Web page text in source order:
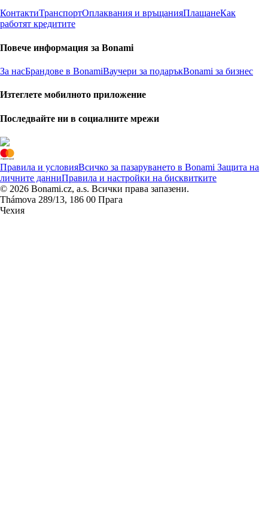
КонтактиТранспортОплаквания и връщанияПлащанеКак
работят кредитите
Повече информация за Bonami
За насБрандове в BonamiВаучери за подаръкBonami за бизнес
Изтеглете мобилното приложение
Последвайте ни в социалните мрежи
Правила и условияВсичко за пазаруването в Bonami Защита на
личните данниПравила и настройки на бисквитките
© 2026 Bonami.cz, a.s. Всички права запазени.
Thámova 289/13, 186 00 Прага
Чехия